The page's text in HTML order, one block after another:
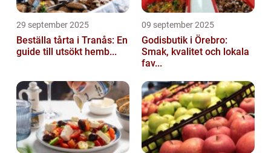
29 september 2025
Beställa tårta i Tranås: En
guide till utsökt hemb...
09 september 2025
Godisbutik i Örebro:
Smak, kvalitet och lokala
fav...